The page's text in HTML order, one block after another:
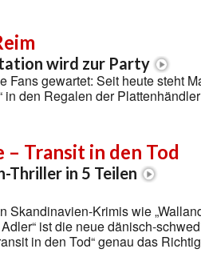
wird zur Party
Fans gewartet: Seit heute steht
in den Regalen der
– Transit in den Tod
Thriller in 5 Teilen
Skandinavien-Krimis wie
Adler“ ist die neue dänisch-
in den Tod“ genau das